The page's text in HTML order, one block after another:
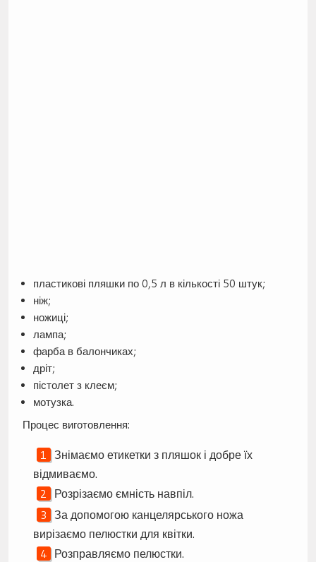
пластикові пляшки по 0,5 л в кількості 50 штук;
ніж;
ножиці;
лампа;
фарба в балончиках;
дріт;
пістолет з клеєм;
мотузка.
Процес виготовлення:
Знімаємо етикетки з пляшок і добре їх
відмиваємо.
Розрізаємо ємність навпіл.
За допомогою канцелярського ножа
вирізаємо пелюстки для квітки.
Розправляємо пелюстки.